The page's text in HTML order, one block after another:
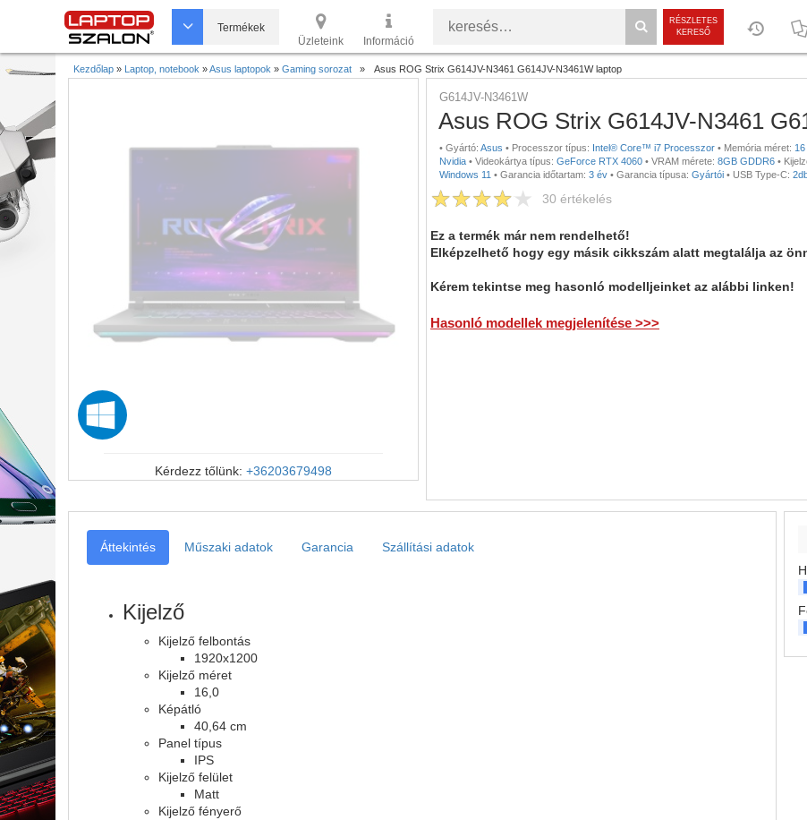
Termékek
Üzleteink
Információ
RÉSZLETES
KERESŐ
Kezdőlap » Laptop, notebook »Asus laptopok » Gaming sorozat » Asus ROG Strix G614JV-N3461 G614JV-N3461W laptop
Kérdezz tőlünk: +36203679498
G614JV-N3461W
Asus ROG Strix G614JV-N3461
• Gyártó: Asus • Processzor típus: Intel® Core™ i7 Processzor • Memória méret:
Nvidia • Videokártya típus: GeForce RTX 4060 • VRAM mérete: 8GB GDDR6 •
Windows 11 • Garancia időtartam: 3 év • Garancia típusa: Gyártói • USB Type-C:
30 értékelés
Ez a termék már nem rendelhető!
Elképzelhető hogy egy másik cikkszám alatt megtalálja az
Kérem tekintse meg hasonló modelljeinket az alábbi linken!
Hasonló modellek megjelenítése >>>
Áttekintés Műszaki adatok Garancia Szállítási adatok
Kijelző
Kijelző felbontás
1920x1200
Kijelző méret
16,0
Képátló
40,64 cm
Panel típus
IPS
Kijelző felület
Matt
Kijelző fényerő